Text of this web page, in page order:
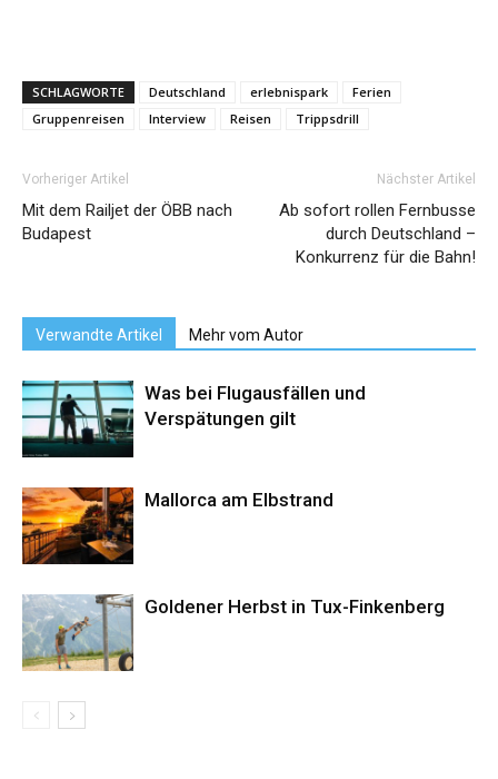
SCHLAGWORTE Deutschland erlebnispark
Ferien
Gruppenreisen
Interview Reisen Trippsdrill
Vorheriger Artikel
Mit dem Railjet der ÖBB nach
Budapest
Nächster Artikel
Ab sofort rollen Fernbusse
durch Deutschland –
Konkurrenz für die Bahn!
Verwandte Artikel Mehr vom Autor
Was bei Flugausfällen und
Verspätungen gilt
Mallorca am Elbstrand
Goldener Herbst in Tux-Finkenberg